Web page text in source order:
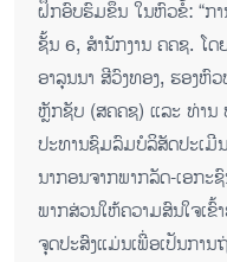
ຝຶກອົບຮົມຂຶ້ນ ໃນຫົວຂໍ້: “ກ
ຊັ້ນ 6, ສໍານັກງານ ຄຄຊ. ໂດ
ອາລຸນນາ ສີວົງທອງ, ຮອງຫົ
ຫຼັກຊັບ (ສຄຄຊ) ແລະ ທ່ານ
ປະທານຊົມລົມບໍລິສັດປະເມີ
ນາກອນຈາກພາກລັດ-ເອກ
ພາກສ່ວນໃຫ້ຄວາມສົນໃຈເ
ຈຸດປະສົງແມ່ນເພື່ອເປັນກາ